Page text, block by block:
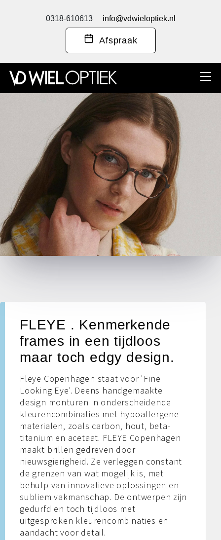
0318-610613 info@vdwieloptiek.nl
Afspraak
FLEYE . Kenmerkende
frames in een tijdloos
maar toch edgy design.
Fleye Copenhagen staat voor 'Fine
Looking Eye'. Deens handgemaakte
design monturen in onderscheidende
kleurencombinaties met hypoallergene
materialen, zoals carbon, hout, beta-
titanium en acetaat. FLEYE Copenhagen
maakt brillen gedreven door
nieuwsgierigheid. Ze verleggen constant
de grenzen van wat mogelijk is, met
behulp van innovatieve oplossingen en
subliem vakmanschap. De ontwerpen zijn
gedurfd en toch tijdloos met
uitgesproken kleurencombinaties en
aandacht voor detail.